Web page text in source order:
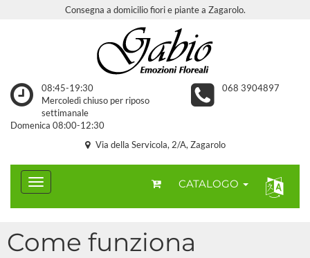
Consegna a domicilio fiori e piante a Zagarolo.
08:45-19:30
Mercoledì chiuso per riposo
settimanale
Domenica 08:00-12:30
068 3904897
Via della Servicola, 2/A, Zagarolo
CATALOGO
Come funziona